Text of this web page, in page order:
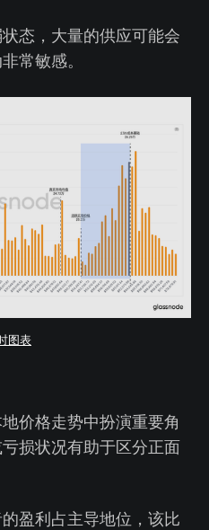
态，大量的供应可能会
常敏感。
图表
价格走势中扮演重要角
损状况有助于区分正面
盈利占主导地位，该比